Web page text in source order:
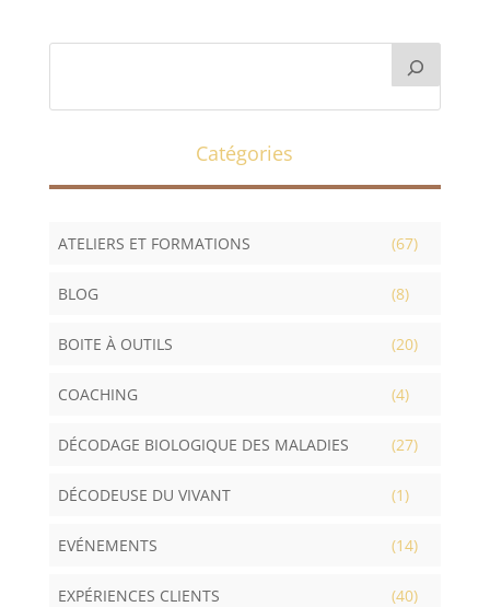
Catégories
ATELIERS ET FORMATIONS (67)
BLOG (8)
BOITE À OUTILS (20)
COACHING (4)
DÉCODAGE BIOLOGIQUE DES MALADIES (27)
DÉCODEUSE DU VIVANT (1)
EVÉNEMENTS (14)
EXPÉRIENCES CLIENTS (40)